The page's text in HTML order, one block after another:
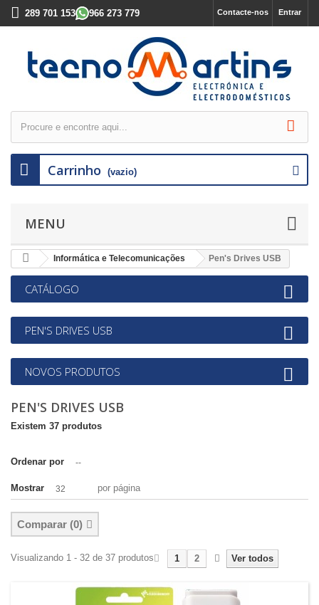
Entrar
Contacte-nos
289 701 153 966 273 779
Carrinho (vazio)
MENU
Informática e Telecomunicações Pen's Drives USB
CATÁLOGO
PEN'S DRIVES USB
NOVOS PRODUTOS
PEN'S DRIVES USB
Existem 37 produtos
Ordenar por --
Mostrar 32 por página
Comparar (0)
Visualizando 1 - 32 de 37 produtos Ver todos
1 2